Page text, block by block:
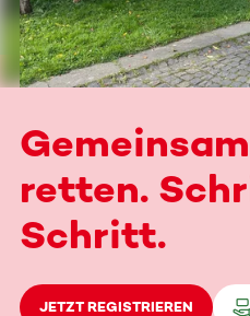
retten.
Schritt.
JETZT REGISTRIEREN